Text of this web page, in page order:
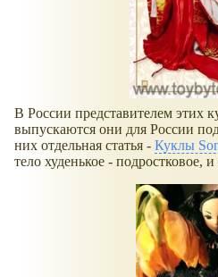
В России представителем этих
выпускаются они для России
них отдельная статья - Куклы
тело худенькое - подростковое,